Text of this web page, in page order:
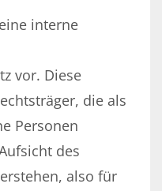
interne
vor. Diese
die als
Personen
des
also für